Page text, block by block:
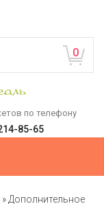
0
по телефону
85-65
»Дополнительное